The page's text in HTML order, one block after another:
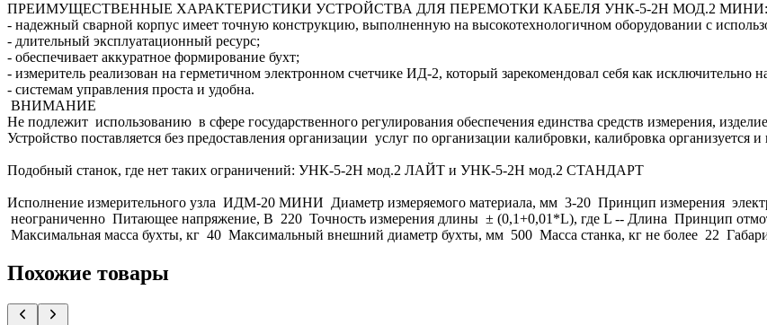
ПРЕИМУЩЕСТВЕННЫЕ ХАРАКТЕРИСТИКИ УСТРОЙСТВА ДЛЯ ПЕРЕМОТКИ КАБЕЛЯ УНК-5-2Н МОД.2 МИНИ:
- надежный сварной корпус имеет точную конструкцию, выполненную на высокотехнологичном оборудовании с
- длительный эксплуатационный ресурс;
- обеспечивает аккуратное формирование бухт;
- измеритель реализован на герметичном электронном счетчике ИД-2, который зарекомендовал себя как исключительно
- системам управления проста и удобна.
ВНИМАНИЕ
Не подлежит использованию в сфере государственного регулирования обеспечения единства средств измерения,
Устройство поставляется без предоставления организации услуг по организации калибровки, калибровка организуется
Подобный станок, где нет таких ограничений: УНК-5-2Н мод.2 ЛАЙТ и УНК-5-2Н мод.2 СТАНДАРТ
Исполнение измерительного узла ИДМ-20 МИНИ Диаметр измеряемого материала, мм 3-20 Принцип измерения
неограниченно Питающее напряжение, В 220 Точность измерения длины ± (0,1+0,01*L), где L -- Длина Принцип
Максимальная масса бухты, кг 40 Максимальный внешний диаметр бухты, мм 500 Масса станка, кг не более 22
Похожие товары